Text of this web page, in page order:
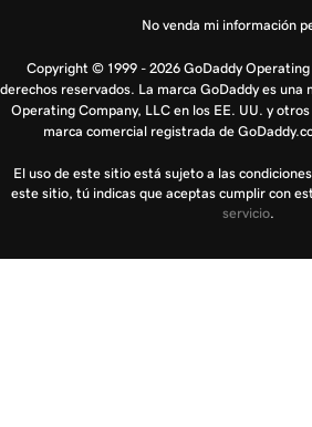
No venda mi información
Copyright © 1999 - 2026 GoDaddy Operating
derechos reservados. La marca GoDaddy es una
Operating Company, LLC en los EE. UU. y
marca comercial registrada de
El uso de este sitio está sujeto a las
este sitio, tú indicas que aceptas cumplir con
servicio.